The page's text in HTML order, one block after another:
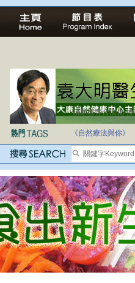
自家教育合法化-
《自然療法與你》